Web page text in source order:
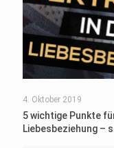
4. Oktober 2019
5 wichtige Punkte
Liebesbeziehung –